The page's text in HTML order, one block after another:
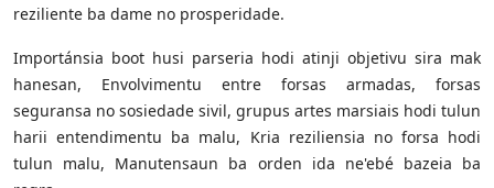
reziliente ba dame no prosperidade.
Importánsia boot husi parseria hodi atinji objetivu sira mak
hanesan, Envolvimentu entre forsas armadas, forsas
seguransa no sosiedade sivil, grupus artes marsiais hodi tulun
harii entendimentu ba malu, Kria reziliensia no forsa hodi
tulun malu, Manutensaun ba orden ida ne'ebé bazeia ba